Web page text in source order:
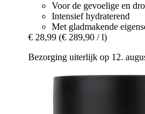
Voor de gevoelige en
Intensief hydraterend
Met gladmakende
€ 28,99 (€ 289,90 / l)
Bezorging uiterlijk op 12.